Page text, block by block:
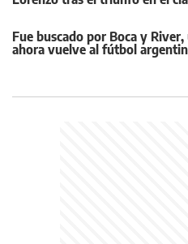
Fue buscado por Boca y
ahora vuelve al fútbol